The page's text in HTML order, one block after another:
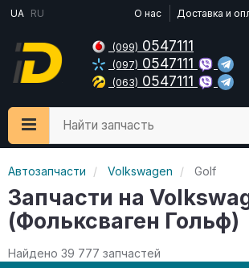
UA RU О нас Доставка и
(099) 0547111
(097) 0547111
(063) 0547111
Найти запчасть
Автозапчасти Volkswagen Golf
Запчасти на
(Фольксваген Гольф)
Найдено 39 777 запчастей